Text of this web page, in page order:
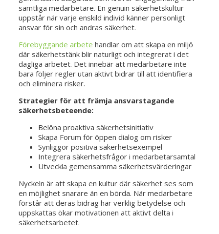
samtliga medarbetare. En genuin säkerhetskultur
uppstår när varje enskild individ känner personligt
ansvar för sin och andras säkerhet.
Förebyggande arbete handlar om att skapa en miljö
där säkerhetstänk blir naturligt och integrerat i det
dagliga arbetet. Det innebär att medarbetare inte
bara följer regler utan aktivt bidrar till att identifiera
och eliminera risker.
Strategier för att främja ansvarstagande
säkerhetsbeteende:
Belöna proaktiva säkerhetsinitiativ
Skapa Forum för öppen dialog om risker
Synliggör positiva säkerhetsexempel
Integrera säkerhetsfrågor i medarbetarsamtal
Utveckla gemensamma säkerhetsvärderingar
Nyckeln är att skapa en kultur där säkerhet ses som
en möjlighet snarare än en börda. När medarbetare
förstår att deras bidrag har verklig betydelse och
uppskattas ökar motivationen att aktivt delta i
säkerhetsarbetet.